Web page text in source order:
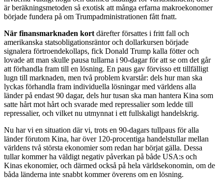
är beräkningsmetoden så exotisk att många erfarna makroekonomer
började fundera på om Trumpadministrationen fått fnatt.
När finansmarknaden kort därefter försattes i fritt fall och
amerikanska statsobligationsräntor och dollarkursen började
signalera förtroendekollaps, fick Donald Trump kalla fötter och
lovade att man skulle pausa tullarna i 90-dagar för att se om det går
att förhandla fram till en lösning. En paus gav förvisso ett tillfälligt
lugn till marknaden, men två problem kvarstår: dels hur man ska
lyckas förhandla fram individuella lösningar med världens alla
länder på endast 90 dagar, dels hur tusan ska man hantera Kina som
satte hårt mot hårt och svarade med repressalier som ledde till
repressalier, och vilket nu utmynnat i ett fullskaligt handelskrig.
Nu har vi en situation där vi, trots en 90-dagars tullpaus för alla
länder förutom Kina, har över 120-procentiga handelstullar mellan
världens två största ekonomier som redan har börjat gälla. Dessa
tullar kommer ha väldigt negativ påverkan på både USA:s och
Kinas ekonomier, och därmed också på hela världsekonomin, om de
båda länderna inte snabbt kommer överens om en lösning.